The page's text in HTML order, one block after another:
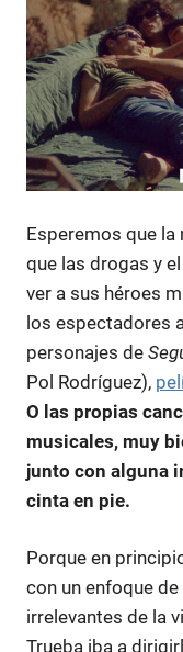
Esperemos que la
que las drogas y el
ver a sus héroes
los espectadores
personajes de
Pol Rodríguez),
O las propias
musicales, muy
junto con alguna
cinta en pie.
Porque en
con un enfoque
irrelevantes de la
Trueba iba a